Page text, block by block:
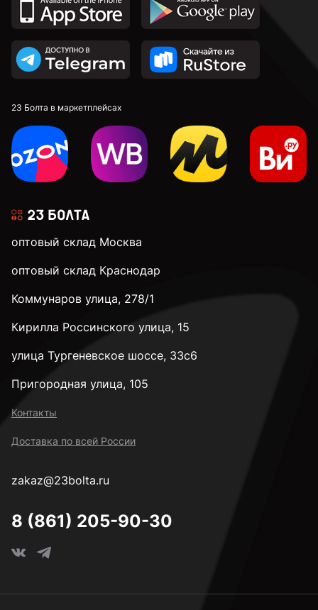
2,8 мм
2,9 мм
3 мм
3,3 мм
3,4 мм
3,8 мм
23 Болта в маркетплейсах
оптовый склад Москва
оптовый склад Краснодар
Коммунаров улица, 278/1
Кирилла Россинского улица, 15
улица Тургеневское шоссе, 33с6
Пригородная улица, 105
Контакты
Доставка по всей России
zakaz@23bolta.ru
8 (861) 205-90-30